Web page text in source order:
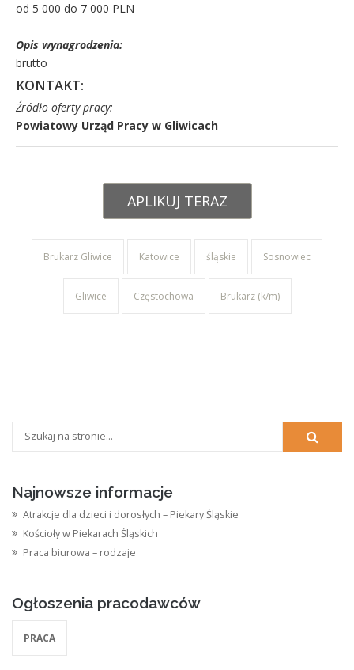
od 5 000 do 7 000 PLN
Opis wynagrodzenia:
brutto
KONTAKT:
Źródło oferty pracy:
Powiatowy Urząd Pracy w Gliwicach
APLIKUJ TERAZ
Brukarz Gliwice Katowice śląskie Sosnowiec
Gliwice Częstochowa Brukarz (k/m)
Najnowsze informacje
Atrakcje dla dzieci i dorosłych – Piekary Śląskie
Kościoły w Piekarach Śląskich
Praca biurowa – rodzaje
Ogłoszenia pracodawców
PRACA